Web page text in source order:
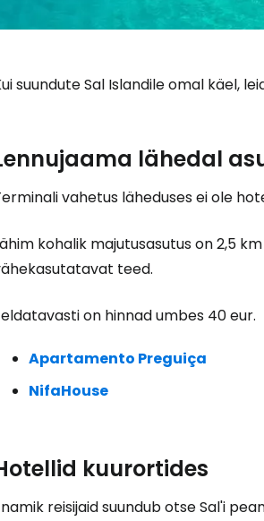
suundute Sal Islandile omal käel,
lähedal
vahetus läheduses ei ole
kohalik majutusasutus on 2,5
teed.
on hinnad umbes 40 eur.
Apartamento Preguiça
NifaHouse
kuurortides
reisijaid suundub otse Sal'i
Logi
... ülemaailmne